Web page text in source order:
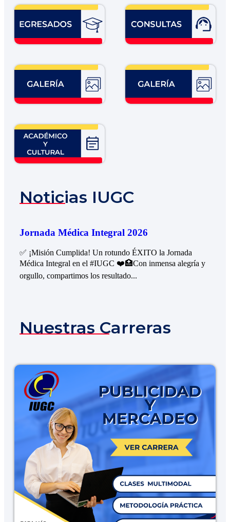
Noticias IUGC
Jornada Médica Integral 2026
✅ ¡Misión Cumplida! Un rotundo ÉXITO la Jornada
Médica Integral en el #IUGC ❤️🏥Con inmensa alegría y
orgullo, compartimos los resultado...
Nuestras Carreras